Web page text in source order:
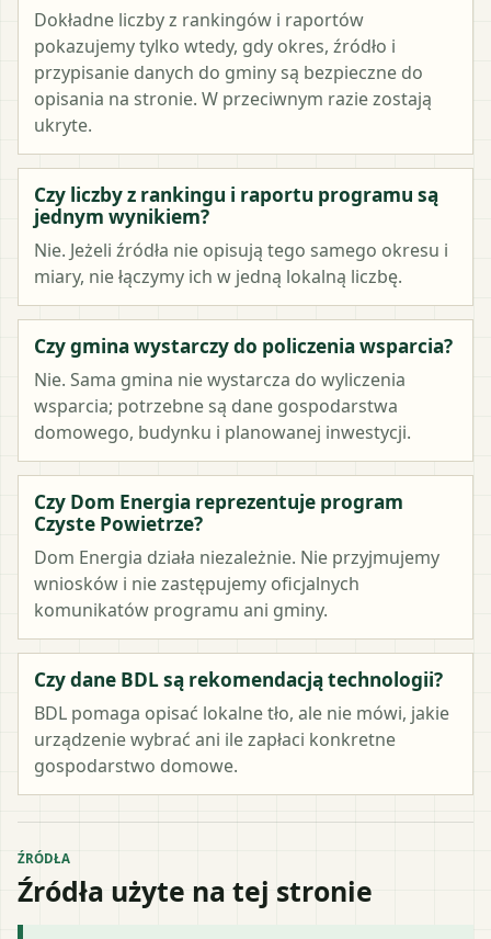
Dokładne liczby z rankingów i raportów
pokazujemy tylko wtedy, gdy okres, źródło i
przypisanie danych do gminy są bezpieczne do
opisania na stronie. W przeciwnym razie zostają
ukryte.
Czy liczby z rankingu i raportu programu są
jednym wynikiem?
Nie. Jeżeli źródła nie opisują tego samego okresu i
miary, nie łączymy ich w jedną lokalną liczbę.
Czy gmina wystarczy do policzenia wsparcia?
Nie. Sama gmina nie wystarcza do wyliczenia
wsparcia; potrzebne są dane gospodarstwa
domowego, budynku i planowanej inwestycji.
Czy Dom Energia reprezentuje program
Czyste Powietrze?
Dom Energia działa niezależnie. Nie przyjmujemy
wniosków i nie zastępujemy oficjalnych
komunikatów programu ani gminy.
Czy dane BDL są rekomendacją technologii?
BDL pomaga opisać lokalne tło, ale nie mówi, jakie
urządzenie wybrać ani ile zapłaci konkretne
gospodarstwo domowe.
ŹRÓDŁA
Źródła użyte na tej stronie